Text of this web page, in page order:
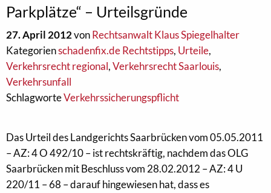
Parkplätze“ – Urteilsgründe
27. April 2012vonRechtsanwalt Klaus Spiegelhalter
Kategorienschadenfix.de Rechtstipps, Urteile,
Verkehrsrecht regional,Verkehrsrecht Saarlouis,
Verkehrsunfall
SchlagworteVerkehrssicherungspflicht
Das Urteil des Landgerichts Saarbrücken vom 05.05.2011
– AZ: 4 O 492/10 – ist rechtskräftig, nachdem das OLG
Saarbrücken mit Beschluss vom 28.02.2012 – AZ: 4 U
220/11 – 68 – darauf hingewiesen hat, dass es